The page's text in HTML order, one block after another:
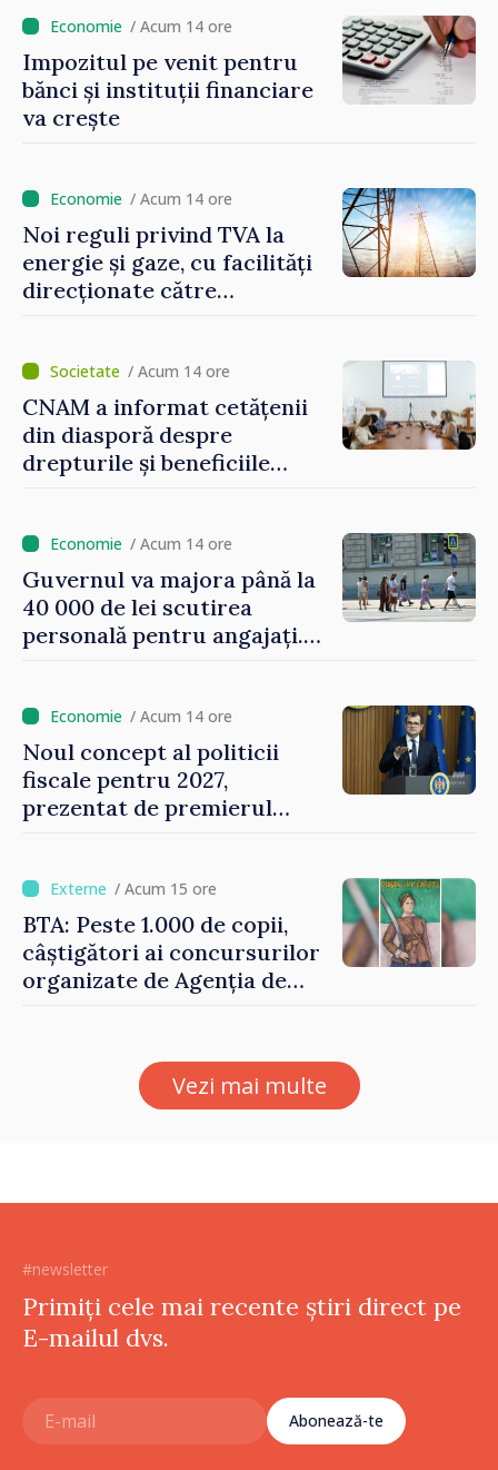
taxare mai echitabilă
/ Acum 14 ore
Impozitul pe venit pentru
bănci și instituții financiare
va crește
/ Acum 14 ore
Noi reguli privind TVA la
energie și gaze, cu facilități
direcționate către
/ Acum 14 ore
CNAM a informat cetățenii
din diasporă despre
drepturile și beneficiile
/ Acum 14 ore
Guvernul va majora până la
40 000 de lei scutirea
personală pentru angajați.
oamenilor”/ Acum 14 ore
Noul concept al politicii
fiscale pentru 2027,
prezentat de premierul
investițiile, taxăm viciile și
echilibrăm taxarea
consumului”
/ Acum 15 ore
BTA: Peste 1.000 de copii,
câștigători ai concursurilor
organizate de Agenția de
Vezi mai multe
#newsletter
Primiți cele mai recente știri direct pe
E-mailul dvs.
Abonează-te